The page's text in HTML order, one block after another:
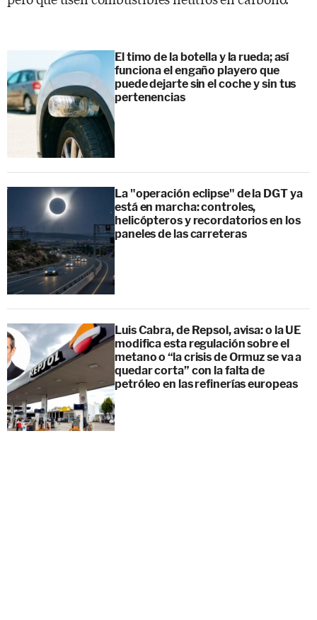
El timo de la botella y la rueda; así
funciona el engaño playero que
puede dejarte sin el coche y sin tus
pertenencias
La "operación eclipse" de la DGT ya
está en marcha: controles,
helicópteros y recordatorios en los
paneles de las carreteras
Luis Cabra, de Repsol, avisa: o la UE
modifica esta regulación sobre el
metano o “la crisis de Ormuz se va a
quedar corta” con la falta de
petróleo en las refinerías europeas